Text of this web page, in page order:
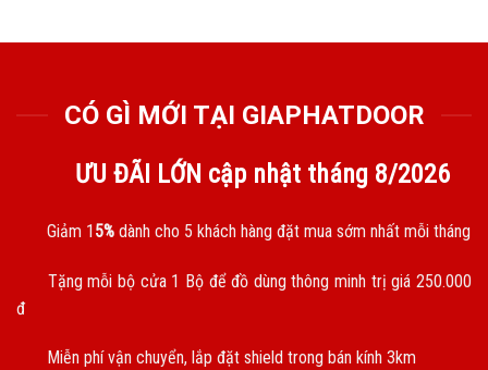
CÓ GÌ MỚI TẠI GIAPHATDOOR
ƯU ĐÃI LỚN cập nhật tháng 8/2026
Giảm 15% dành cho 5 khách hàng đặt mua sớm nhất mỗi tháng
Tặng mỗi bộ cửa 1 Bộ để đồ dùng thông minh trị giá 250.000
đ
Miễn phí vận chuyển, lắp đặt shield trong bán kính 3km